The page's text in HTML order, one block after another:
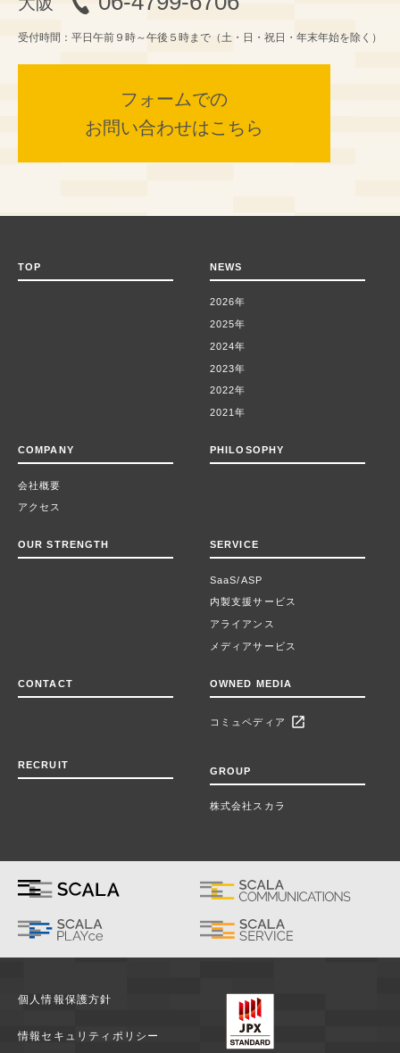
受付時間：平日午前９時～午後５時まで（土・日・祝日・年末年始を除く）
フォームでの
お問い合わせはこちら
TOP NEWS
2026年
2025年
2024年
2023年
2022年
2021年
COMPANY
会社概要
アクセス
PHILOSOPHY
OUR STRENGTH SERVICE
SaaS/ASP
内製支援サービス
アライアンス
メディアサービス
CONTACT OWNED MEDIA
コミュペディア open_in_new
RECRUIT
GROUP
株式会社スカラ
個人情報保護方針
情報セキュリティポリシー